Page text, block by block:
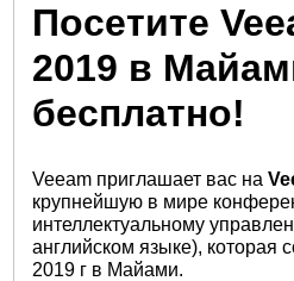
Посетите
2019 в
бесплатно!
Veeam приглашает вас на
крупнейшую в мире
интеллектуальному
английском языке), которая
2019 г в Майами.